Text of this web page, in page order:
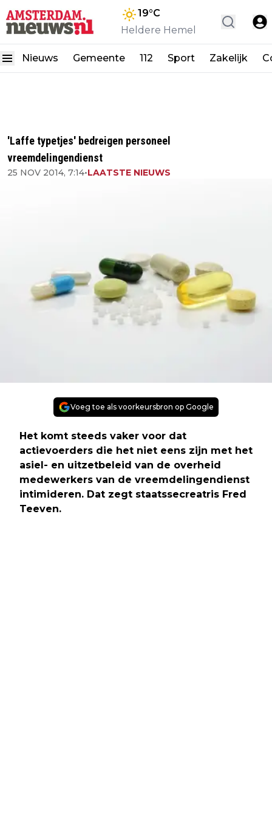
19°C
Heldere Hemel
Nieuws Gemeente 112 Sport Zakelijk
'Laffe typetjes' bedreigen personeel
vreemdelingendienst
25 NOV 2014, 7:14•LAATSTE NIEUWS
Voeg toe als voorkeursbron op Google
Het komt steeds vaker voor dat
actievoerders die het niet eens zijn met het
asiel- en uitzetbeleid van de overheid
medewerkers van de vreemdelingendienst
intimideren. Dat zegt staatssecreatris Fred
Teeven.